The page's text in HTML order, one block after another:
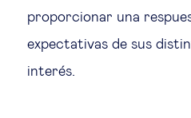
proporcionar una
expectativas de sus
interés.